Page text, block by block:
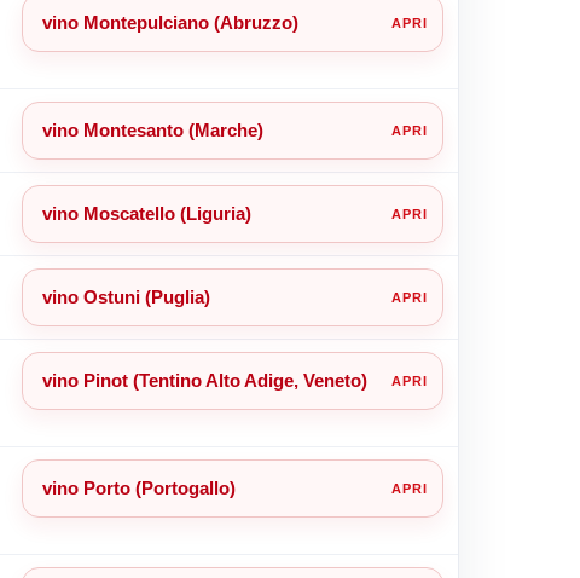
vino Montepulciano (Abruzzo)
vino Montesanto (Marche)
vino Moscatello (Liguria)
vino Ostuni (Puglia)
vino Pinot (Tentino Alto Adige, Veneto)
vino Porto (Portogallo)